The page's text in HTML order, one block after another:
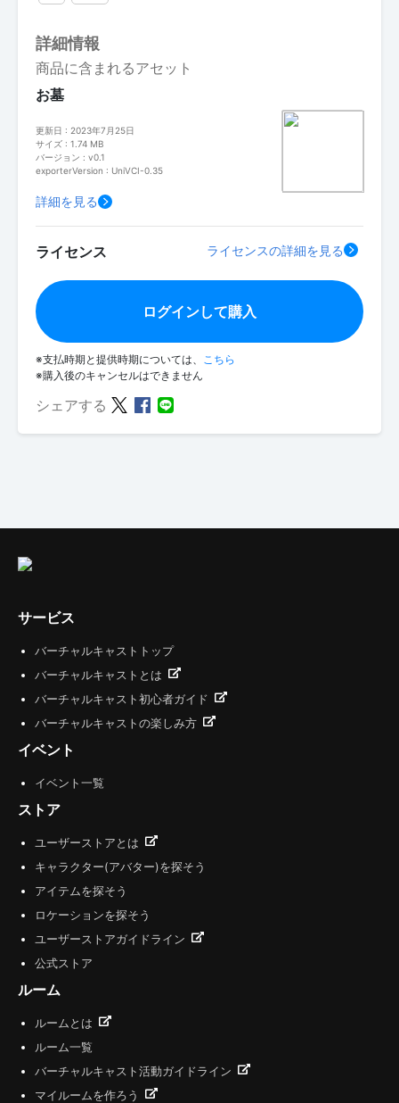
詳細情報
商品に含まれるアセット
お墓
更新日 : 2023年7月25日
サイズ : 1.74 MB
バージョン : v0.1
exporterVersion : UniVCI-0.35
詳細を見る
ライセンス ライセンスの詳細を見る
ログインして購入
※支払時期と提供時期については、
こちら
※購入後のキャンセルはできません
シェアする
サービス
バーチャルキャストトップ
バーチャルキャストとは
バーチャルキャスト初心者ガイド
バーチャルキャストの楽しみ方
イベント
イベント一覧
ストア
ユーザーストアとは
キャラクター(アバター)を探そう
アイテムを探そう
ロケーションを探そう
ユーザーストアガイドライン
公式ストア
ルーム
ルームとは
ルーム一覧
バーチャルキャスト活動ガイドライン
マイルームを作ろう